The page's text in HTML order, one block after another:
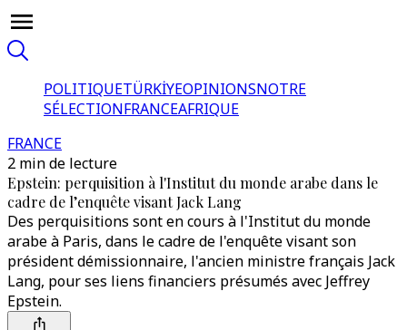
POLITIQUETÜRKİYEOPINIONSNOTRE
SÉLECTIONFRANCEAFRIQUE
FRANCE
2 min de lecture
Epstein: perquisition à l'Institut du monde arabe dans le
cadre de l’enquête visant Jack Lang
Des perquisitions sont en cours à l'Institut du monde
arabe à Paris, dans le cadre de l'enquête visant son
président démissionnaire, l'ancien ministre français Jack
Lang, pour ses liens financiers présumés avec Jeffrey
Epstein.